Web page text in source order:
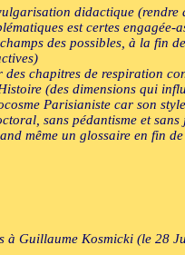
didactique
est certes
des possibles, à la fin
des chapitres de respiration
(des dimensions qui
Parisianiste car son
sans pédantisme et
même un glossaire en fin
à Guillaume Kosmicki (le 28